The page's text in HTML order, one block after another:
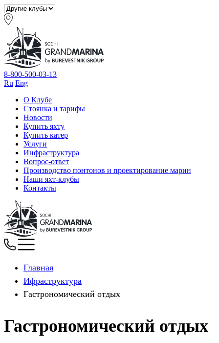
8-800-500-03-13
Ru Eng
О Клубе
Стоянка и тарифы
Новости
Купить яхту
Купить катер
Услуги
Инфраструктура
Вопрос-ответ
Производство понтонов и проектирование марин
Наши яхт-клубы
Контакты
Главная
Ифраструктура
Гастрономический отдых
Гастрономический отдых